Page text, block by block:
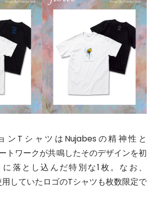
ンTシャツはNujabesの精神性と
トワークが共鳴したそのデザインを初
落とし込んだ特別な1枚。なお、
していたロゴのTシャツも枚数限定で